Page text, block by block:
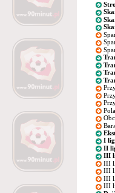
I
II
III
III
III
III
III